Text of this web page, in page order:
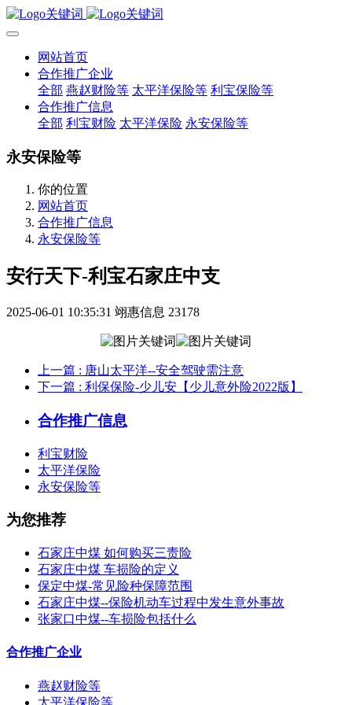
网站首页
合作推广企业
全部 燕赵财险等 太平洋保险等 利宝保险等
合作推广信息
全部 利宝财险 太平洋保险 永安保险等
永安保险等
你的位置
网站首页
合作推广信息
永安保险等
安行天下-利宝石家庄中支
2025-06-01 10:35:31 翊惠信息 23178
上一篇 : 唐山太平洋--安全驾驶需注意
下一篇 : 利保保险-少儿安【少儿意外险2022版】
合作推广信息
利宝财险
太平洋保险
永安保险等
为您推荐
石家庄中煤 如何购买三责险
石家庄中煤 车损险的定义
保定中煤-常见险种保障范围
石家庄中煤--保险机动车过程中发生意外事故
张家口中煤--车损险包括什么
合作推广企业
燕赵财险等
太平洋保险等